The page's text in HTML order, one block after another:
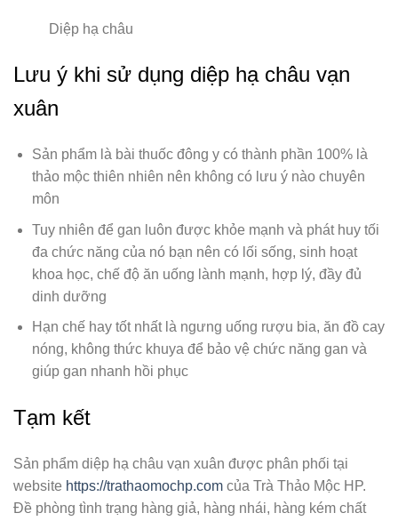
Diệp hạ châu
Lưu ý khi sử dụng diệp hạ châu vạn
xuân
Sản phẩm là bài thuốc đông y có thành phần 100% là
thảo mộc thiên nhiên nên không có lưu ý nào chuyên
môn
Tuy nhiên để gan luôn được khỏe mạnh và phát huy tối
đa chức năng của nó bạn nên có lối sống, sinh hoạt
khoa học, chế độ ăn uống lành mạnh, hợp lý, đầy đủ
dinh dưỡng
Hạn chế hay tốt nhất là ngưng uống rượu bia, ăn đồ cay
nóng, không thức khuya để bảo vệ chức năng gan và
giúp gan nhanh hồi phục
Tạm kết
Sản phẩm diệp hạ châu vạn xuân được phân phối tại
website https://trathaomochp.com của Trà Thảo Mộc HP.
Đề phòng tình trạng hàng giả, hàng nhái, hàng kém chất